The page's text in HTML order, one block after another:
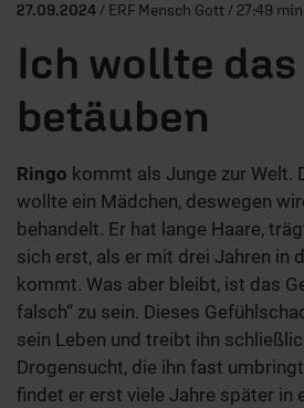
27.09.2024 / ERF Mensch Gott / 27:49 min.
Ich wollte das
betäuben
Ringo kommt als Junge zur Welt.
wollte ein Mädchen, deswegen
behandelt. Er hat lange Haare,
sich erst, als er mit drei Jahren in
kommt. Was aber bleibt, ist das
falsch“ zu sein. Dieses
sein Leben und treibt ihn
Drogensucht, die ihn fast
findet er erst viele Jahre später in